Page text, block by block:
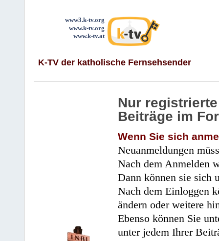
www3.k-tv.org
www.k-tv.org
www.k-tv.at
K-TV der katholische Fernsehsender
Nur
Beiträge im
Wenn Sie sich
Neuanmeldungen
Nach dem Anmelden
Dann können sie sich
Nach dem Einloggen
ändern oder weitere
Ebenso können Sie
unter jedem Ihrer